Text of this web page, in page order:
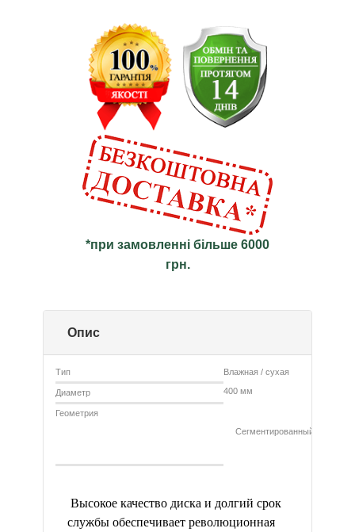
*при замовленні більше 6000
грн.
Опис
Тип Влажная / сухая
Диаметр 400 мм
Геометрия
Сегментированный
Высокое качество диска и долгий срок
службы обеспечивает революционная